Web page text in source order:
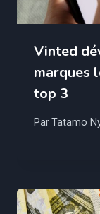
Vinted
marques
top 3
ParTatamo